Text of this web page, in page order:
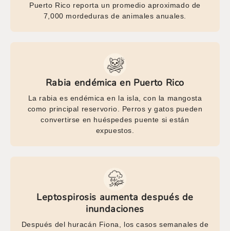
Puerto Rico reporta un promedio aproximado de
7,000 mordeduras de animales anuales.
Rabia endémica en Puerto Rico
La rabia es endémica en la isla, con la mangosta
como principal reservorio. Perros y gatos pueden
convertirse en huéspedes puente si están
expuestos.
Leptospirosis aumenta después de
inundaciones
Después del huracán Fiona, los casos semanales de